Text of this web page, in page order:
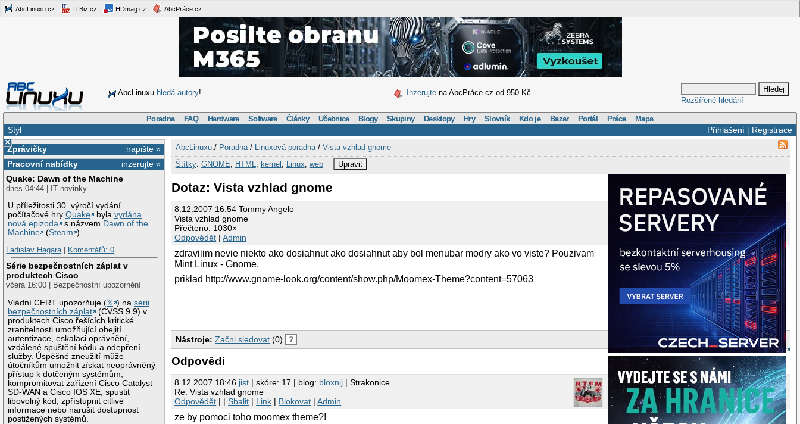
AbcLinuxu.cz ITBiz.cz HDmag.cz AbcPráce.cz
AbcLinuxu hledá autory! Inzerujte na AbcPráce.cz od 950 Kč
Rozšířené hledání
Poradna FAQ Hardware Software Články Učebnice Blogy Skupiny Desktopy Hry Slovník Kdo je Bazar Portál Práce Mapa
Přihlášení| Registrace
Styl
×
napište »
Zprávičky
inzerujte »
Pracovní nabídky
Quake: Dawn of the Machine
dnes 04:44 | IT novinky
U příležitosti 30. výročí vydání
počítačové hryQuake bylavydána
nová epizoda
s názvem Dawn of the
Machine
(Steam ).
Ladislav Hagara| Komentářů: 0
Série bezpečnostních záplat v
produktech Cisco
včera 16:00 | Bezpečnostní upozornění
Vládní CERT upozorňuje (𝕏 ) nasérii
bezpečnostních záplat
(CVSS 9.9) v
produktech Cisco řešících kritické
zranitelnosti umožňující obejití
autentizace, eskalaci oprávnění,
vzdálené spuštění kódu a odepření
služby. Úspěšné zneužití může
útočníkům umožnit získat neoprávněný
přístup k dotčeným systémům,
kompromitovat zařízení Cisco Catalyst
SD-WAN a Cisco IOS XE, spustit
libovolný kód, zpřístupnit citlivé
informace nebo narušit dostupnost
postižených systémů.
AbcLinuxu:/ Poradna/ Linuxová poradna/ Vista vzhlad gnome
Štítky: GNOME HTML kernel Linux web Upravit
Dotaz: Vista vzhlad gnome
8.12.2007 16:54 Tommy Angelo
Vista vzhlad gnome
Přečteno: 1030×
Odpovědět |Admin
zdraviiim nevie niekto ako dosiahnut ako dosiahnut aby bol menubar modry ako vo viste? Pouzivam
Mint Linux - Gnome.
priklad http://www.gnome-look.org/content/show.php/Moomex-Theme?content=57063
Nástroje: Začni sledovat (0) ?
Odpovědi
8.12.2007 18:46 jist | skóre: 17 | blog: bloxnij | Strakonice
Re: Vista vzhlad gnome
Odpovědět | |Sbalit | Link | Blokovat |Admin
ze by pomoci toho moomex theme?!